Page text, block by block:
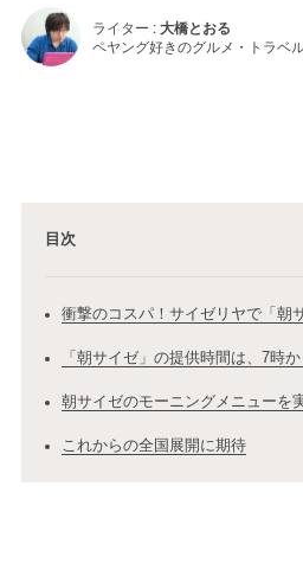
ライター :大橋とおる
ペヤング好きのグルメ・トラベ
目次
衝撃のコスパ！サイゼリヤで「朝
「朝サイゼ」の提供時間は、7時
朝サイゼのモーニングメニューを
これからの全国展開に期待